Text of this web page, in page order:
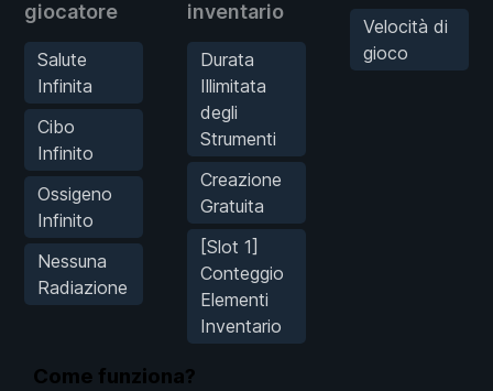
giocatore
Salute
Infinita
Cibo
Infinito
Ossigeno
Infinito
Nessuna
Radiazione
inventario
Durata
Illimitata
degli
Strumenti
Creazione
Gratuita
[Slot 1]
Conteggio
Elementi
Inventario
Velocità di
gioco
Come funziona?